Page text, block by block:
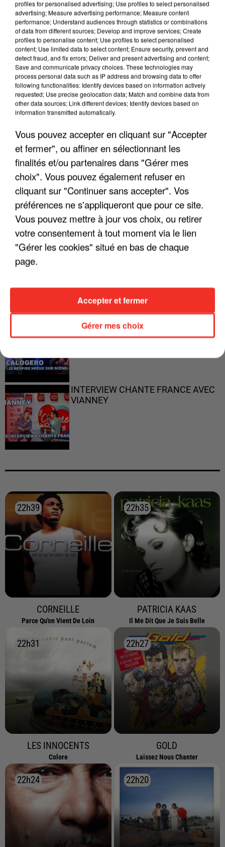
LES INTERVIEWS CHANTE
FRANCE
Voir plus
ENFOIRÉS"
"ON A TOUS LE TRAC"
"ON N'EST PAS DES PARENTS
"JE RESPIRE MIEUX SUR SCÈNE" -
INTERVIEW CHANTE FRANCE AVEC
VIANNEY
22h39
22h39
CORNEILLE
Parce Qu'on Vient De Loin
22h35
22h35
PATRICIA KAAS
Il Me Dit Que Je Suis Belle
22h31
22h31
LES INNOCENTS
Colore
22h27
22h27
GOLD
Laissez Nous Chanter
22h24
22h24 22h20
22h20
profiles for personalised advertising; Use profiles to select personalised
advertising; Measure advertising performance; Measure content
performance; Understand audiences through statistics or combinations
of data from different sources; Develop and improve services; Create
profiles to personalise content; Use profiles to select personalised
content; Use limited data to select content; Ensure security, prevent and
detect fraud, and fix errors; Deliver and present advertising and content;
Save and communicate privacy choices. These technologies may
process personal data such as IP address and browsing data to offer
following functionalities: Identify devices based on information actively
requested; Use precise geolocation data; Match and combine data from
other data sources; Link different devices; Identify devices based on
information transmitted automatically.
Vous pouvez accepter en cliquant sur "Accepter
et fermer", ou affiner en sélectionnant les
finalités et/ou partenaires dans "Gérer mes
choix". Vous pouvez également refuser en
cliquant sur "Continuer sans accepter". Vos
préférences ne s'appliqueront que pour ce site.
Vous pouvez mettre à jour vos choix, ou retirer
votre consentement à tout moment via le lien
"Gérer les cookies" situé en bas de chaque
page.
Gérer mes choix
Accepter et fermer